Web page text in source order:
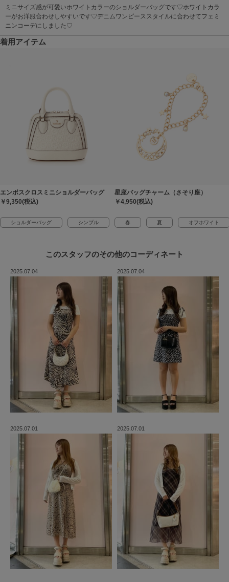
ミニサイズ感が可愛いホワイトカラーのショルダーバッグです♡ホワイトカラ
ーがお洋服合わせしやすいです♡デニムワンピーススタイルに合わせてフェミ
ニンコーデにしました♡
着用アイテム
エンボスクロスミニショルダーバッグ
￥9,350(税込)
星座バッグチャーム（さそり座）
￥4,950(税込)
ショルダーバッグ シンプル 春 夏 オフホワイト
このスタッフのその他のコーディネート
2025.07.04 2025.07.04
2025.07.01 2025.07.01